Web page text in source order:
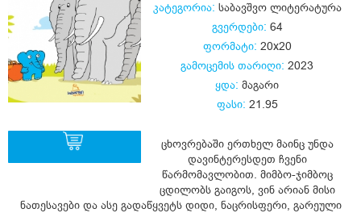
კატეგორია: საბავშვო ლიტერატურა
გვერდები: 64
ფორმატი: 20x20
გამოცემის თარიღი: 2023
ყდა: მაგარი
ფასი: 21.95
ცხოვრებაში ერთხელ მაინც უნდა
დავინტერესდეთ ჩვენი
წარმომავლობით. მიმბო-ჯიმბოც
ცდილობს გაიგოს, ვინ არიან მისი
ნათესავები და ასე გადაწყვეტს დიდი, ნაცრისფერი, გარეული